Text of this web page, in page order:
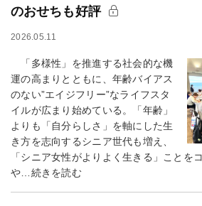
のおせちも好評
2026.05.11
「多様性」を推進する社会的な機
運の高まりとともに、年齢バイアス
のない”エイジフリー”なライフスタ
イルが広まり始めている。「年齢」
よりも「自分らしさ」を軸にした生
き方を志向するシニア世代も増え、
「シニア女性がよりよく生きる」ことを
や…続きを読む